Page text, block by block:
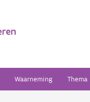
Waarneming Thema